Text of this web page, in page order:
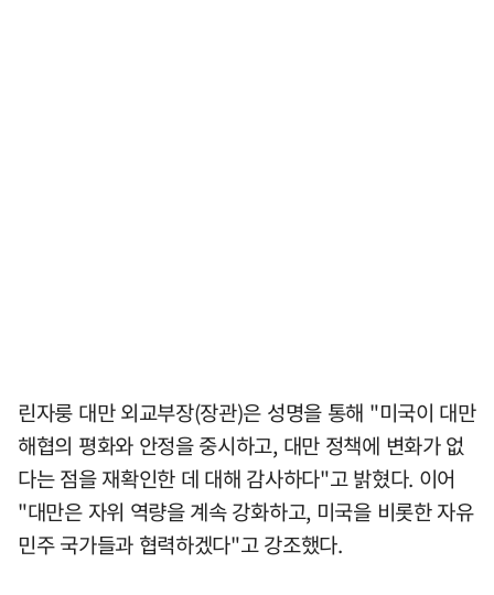
린자룽 대만 외교부장(장관)은 성명을 통해 "미국이 대만
해협의 평화와 안정을 중시하고, 대만 정책에 변화가 없
다는 점을 재확인한 데 대해 감사하다"고 밝혔다. 이어
"대만은 자위 역량을 계속 강화하고, 미국을 비롯한 자유
민주 국가들과 협력하겠다"고 강조했다.